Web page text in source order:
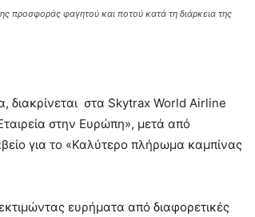
προσφοράς φαγητού και ποτού κατά τη διάρκεια της
διακρίνεται στα Skytrax World Airline
στην Ευρώπη», μετά από
για το «Καλύτερο πλήρωμα καμπίνας
ευρήματα από διαφορετικές